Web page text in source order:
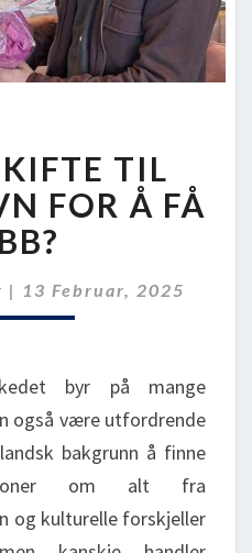
JEG
SKIFTE
TIL
NORSK
NAVN
FOR
JOBB?
TIL
FOR Å FÅ
| 13 Februar, 2025
byr på mange
også være utfordrende
bakgrunn å finne
om alt fra
og kulturelle forskjeller